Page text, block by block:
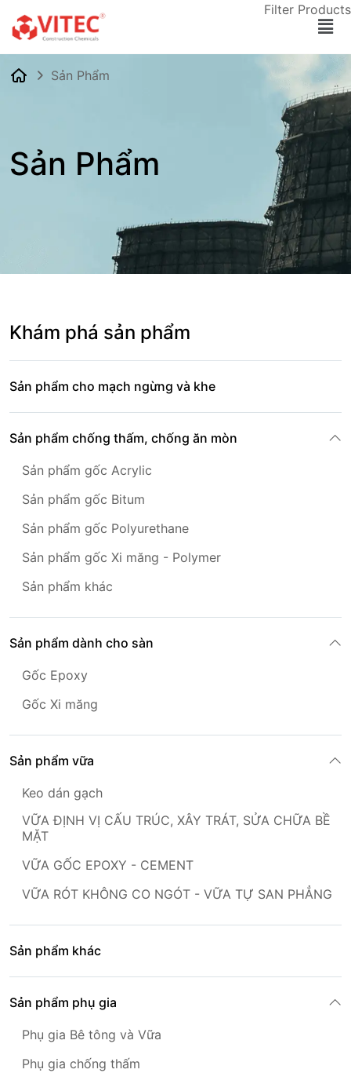
Sản Phẩm
Sản Phẩm
Khám phá sản phẩm
Sản phẩm cho mạch ngừng và khe
Sản phẩm chống thấm, chống ăn mòn
Sản phẩm gốc Acrylic
Sản phẩm gốc Bitum
Sản phẩm gốc Polyurethane
Sản phẩm gốc Xi măng - Polymer
Sản phẩm khác
Sản phẩm dành cho sàn
Gốc Epoxy
Gốc Xi măng
Sản phẩm vữa
Keo dán gạch
VỮA ĐỊNH VỊ CẤU TRÚC, XÂY TRÁT, SỬA CHỮA BỀ
MẶT
VỮA GỐC EPOXY - CEMENT
VỮA RÓT KHÔNG CO NGÓT - VỮA TỰ SAN PHẲNG
Sản phẩm khác
Sản phẩm phụ gia
Phụ gia Bê tông và Vữa
Phụ gia chống thấm
Filter Products